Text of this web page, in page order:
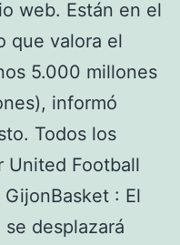
web. Están en el
que valora el
5.000 millones
informó
Todos los
United Football
: El
desplazará